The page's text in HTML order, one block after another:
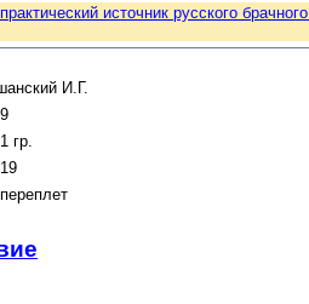
источник русского
И.Г.
гр.